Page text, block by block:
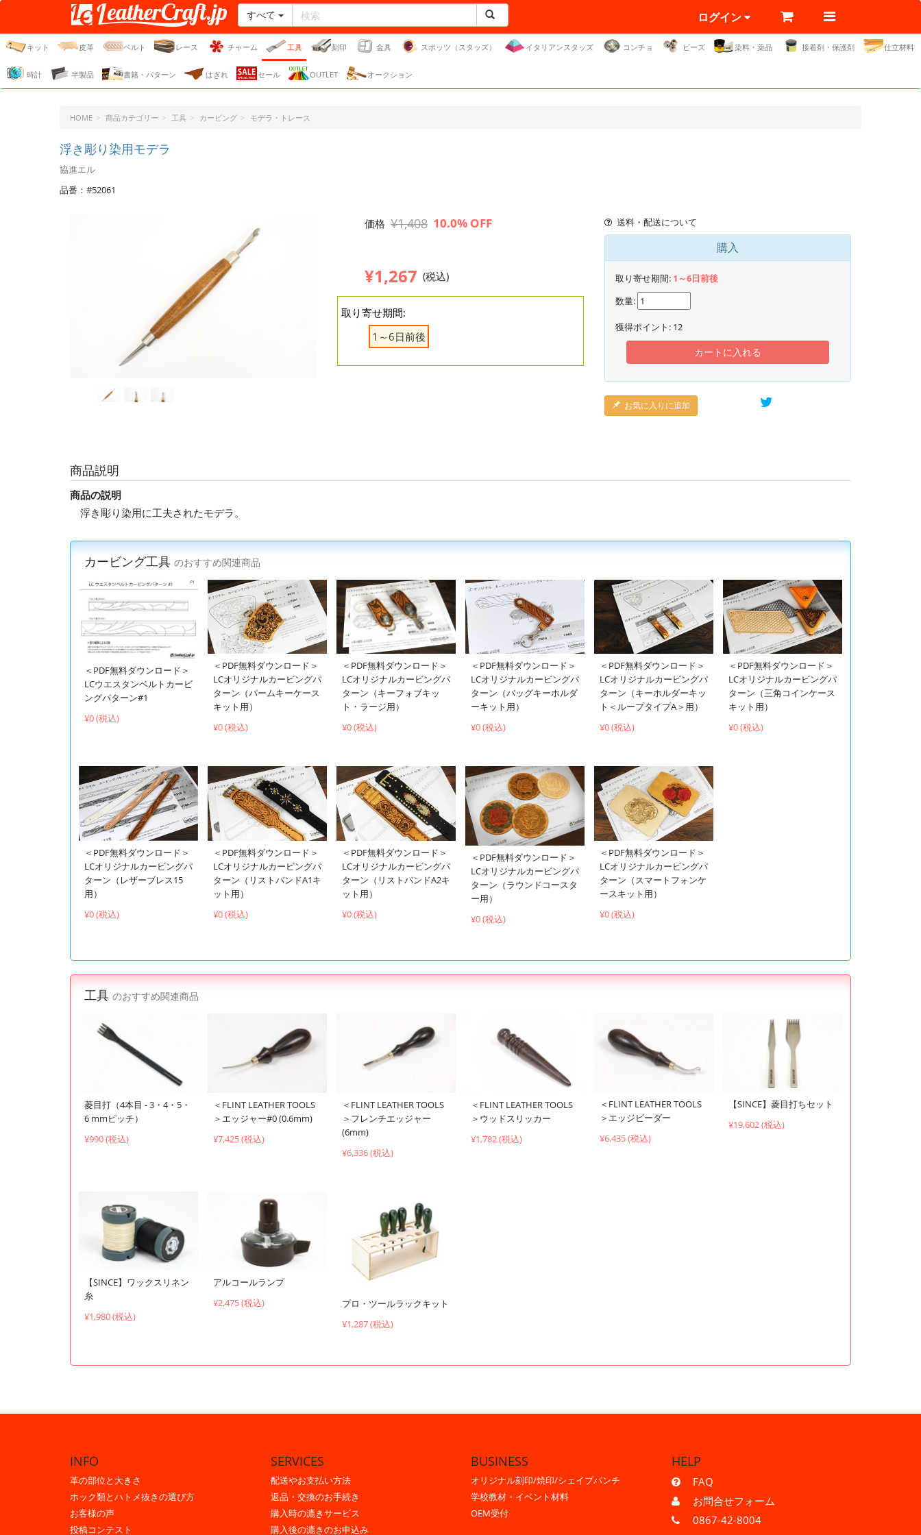
レザークラフト・ドット・
ジェーピー
すべて ログイン
キット 皮革 ベルト レース チャーム 工具 刻印 金具 スポッツ（スタッズ） イタリアンスタッズ コンチョ ビーズ 染料・薬品 接着剤・保護剤 仕立材料
時計 半製品 書籍・パターン はぎれ セール OUTLET オークション
HOME 商品カテゴリー 工具 カービング モデラ・トレース
浮き彫り染用モデラ
協進エル
品番：#52061
価格 ¥1,408 10.0% OFF
¥1,267 (税込)
取り寄せ期間:
1～6日前後
送料・配送について
購入
取り寄せ期間: 1～6日前後
数量:
獲得ポイント: 12
カートに入れる
お気に入りに追加
商品説明
商品の説明
浮き彫り染用に工夫されたモデラ。
カービング工具 のおすすめ関連商品
＜PDF無料ダウンロード＞
LCウエスタンベルトカービ
ングパターン#1
¥0 (税込)
＜PDF無料ダウンロード＞
LCオリジナルカービングパ
ターン（パームキーケース
キット用）
¥0 (税込)
＜PDF無料ダウンロード＞
LCオリジナルカービングパ
ターン（キーフォブキッ
ト・ラージ用）
¥0 (税込)
＜PDF無料ダウンロード＞
LCオリジナルカービングパ
ターン（バッグキーホルダ
ーキット用）
¥0 (税込)
＜PDF無料ダウンロード＞
LCオリジナルカービングパ
ターン（キーホルダーキッ
ト＜ループタイプA＞用）
¥0 (税込)
＜PDF無料ダウンロード＞
LCオリジナルカービングパ
ターン（三角コインケース
キット用）
¥0 (税込)
＜PDF無料ダウンロード＞
LCオリジナルカービングパ
ターン（レザーブレス15
用）
¥0 (税込)
＜PDF無料ダウンロード＞
LCオリジナルカービングパ
ターン（リストバンドA1キ
ット用）
¥0 (税込)
＜PDF無料ダウンロード＞
LCオリジナルカービングパ
ターン（リストバンドA2キ
ット用）
¥0 (税込)
＜PDF無料ダウンロード＞
LCオリジナルカービングパ
ターン（ラウンドコースタ
ー用）
¥0 (税込)
＜PDF無料ダウンロード＞
LCオリジナルカービングパ
ターン（スマートフォンケ
ースキット用）
¥0 (税込)
工具 のおすすめ関連商品
菱目打（4本目 - 3・4・5・
6 mmピッチ）
¥990 (税込)
＜FLINT LEATHER TOOLS
＞エッジャー#0 (0.6mm)
¥7,425 (税込)
＜FLINT LEATHER TOOLS
＞フレンチエッジャー
(6mm)
¥6,336 (税込)
＜FLINT LEATHER TOOLS
＞ウッドスリッカー
¥1,782 (税込)
＜FLINT LEATHER TOOLS
＞エッジビーダー
¥6,435 (税込)
【SINCE】菱目打ちセット
¥19,602 (税込)
【SINCE】ワックスリネン
糸
¥1,980 (税込)
アルコールランプ
¥2,475 (税込)
プロ・ツールラックキット
¥1,287 (税込)
INFO
革の部位と大きさ
ホック類とハトメ抜きの選び方
お客様の声
投稿コンテスト
SERVICES
配送やお支払い方法
返品・交換のお手続き
購入時の漉きサービス
購入後の漉きのお申込み
BUSINESS
オリジナル刻印/焼印/シェイプパンチ
学校教材・イベント材料
OEM受付
HELP
FAQ
お問合せフォーム
0867-42-8004